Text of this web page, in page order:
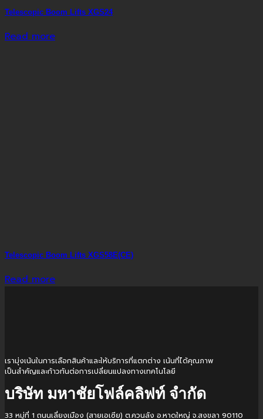
Telescopic Boom Lifts XGS24
Read more
Telescopic Boom Lifts XGS58E(CE)
Read more
เรามุ่งเน้นในการเลือกสินค้าและให้บริการที่แตกต่าง เน้นที่ได้คุณภาพ
เป็นสำคัญและก้าวทันต่อการเปลี่ยนแปลงทางเทคโนโลยี
บริษัท มหาชัยโฟล์คลิฟท์ จำกัด
33 หมู่ที่ 1 ถนนเลี่ยงเมือง (สายเอเซีย) ต.ควนลัง อ.หาดใหญ่ จ.สงขลา 90110